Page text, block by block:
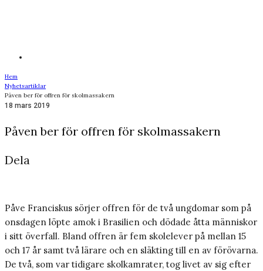
Hem
Nyhetsartiklar
Påven ber för offren för skolmassakern
18 mars 2019
Påven ber för offren för skolmassakern
Dela
Påve Franciskus sörjer offren för de två ungdomar som på
onsdagen löpte amok i Brasilien och dödade åtta människor
i sitt överfall. Bland offren är fem skolelever på mellan 15
och 17 år samt två lärare och en släkting till en av förövarna.
De två, som var tidigare skolkamrater, tog livet av sig efter